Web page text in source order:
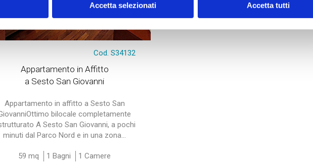
Accetta selezionati Accetta tutti
Cod. S34132
Appartamento in Affitto
a Sesto San Giovanni
Appartamento in affitto a Sesto San
bilocale completamente
A Sesto San Giovanni, a pochi
minuti dal Parco Nord e in una zona...
59 mq 1 Bagni 1 Camere